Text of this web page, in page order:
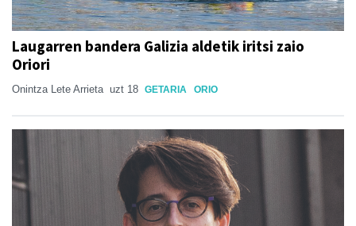
Laugarren bandera Galizia aldetik iritsi zaio
Oriori
Onintza Lete Arrieta uzt 18 GETARIA ORIO